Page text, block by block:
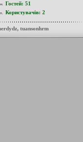
Гостей: 51
Користувачів: 2
, tuansonhrm